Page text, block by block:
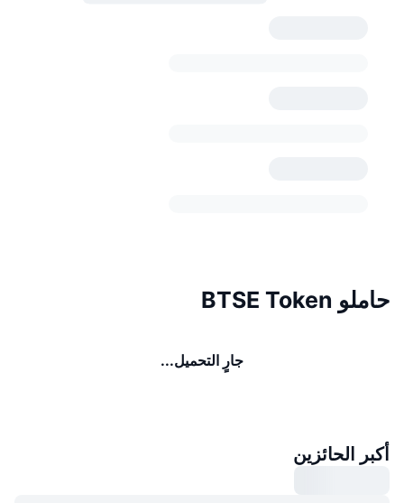
حاملو BTSE Token
جارٍ التحميل...
أكبر الحائزين